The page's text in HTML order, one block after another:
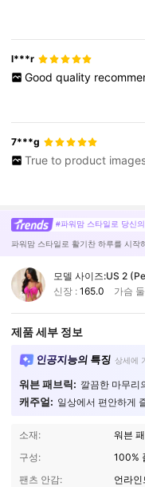
l***r
Good quality
7***g
True to product
#파워맘 스타일로 당신
파워맘 스타일로 활기찬 하루를 시작
모델 사이즈:US 2
신장 : 165.0 가슴
제품 세부 정보
인공지능의 특징 상세에
워븐 패브릭: 깔끔한 마무리
캐주얼: 일상에서 편안하게
소재:
워븐
구성:
100%
팬츠 안감:
언라인